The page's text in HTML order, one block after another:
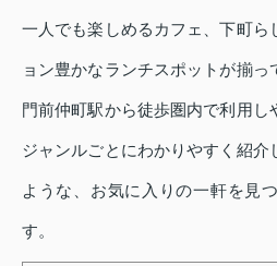
一人でも楽しめるカフェ、下町ら
ョン豊かなランチスポットが揃っ
門前仲町駅から徒歩圏内で利用し
ジャンルごとにわかりやすく紹介
ような、お気に入りの一軒を見
す。